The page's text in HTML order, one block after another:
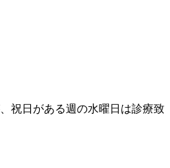
祝日がある週の水曜日は診療致